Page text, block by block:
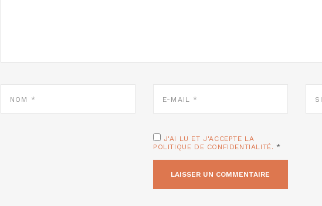
MAIL
WEB
J'AI LU ET J'ACCEPTE LA
POLITIQUE DE CONFIDENTIALITÉ. *